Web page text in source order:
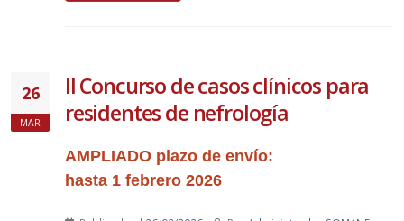
26
MAR
II Concurso de casos clínicos para
residentes de nefrología
AMPLIADO plazo de envío:
hasta 1 febrero 2026